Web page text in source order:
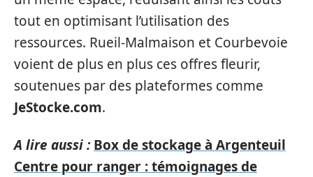
tout en optimisant l’utilisation des
ressources. Rueil-Malmaison et Courbevoie
voient de plus en plus ces offres fleurir,
soutenues par des plateformes comme
JeStocke.com.
A lire aussi : Box de stockage à Argenteuil
Centre pour ranger : témoignages de